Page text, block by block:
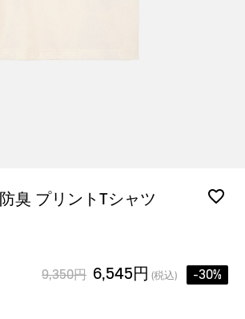
臭 プリントTシャツ
9,350円 6,545円 (税込) -30%